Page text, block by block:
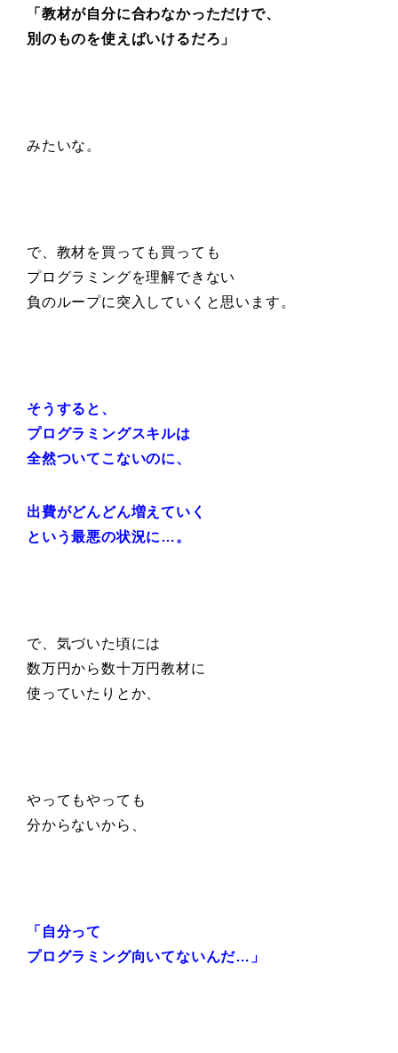
「教材が自分に合わなかっただけで、
別のものを使えばいけるだろ」
みたいな。
で、教材を買っても買っても
プログラミングを理解できない
負のループに突入していくと思います。
そうすると、
プログラミングスキルは
全然ついてこないのに、
出費がどんどん増えていく
という最悪の状況に…。
で、気づいた頃には
数万円から数十万円教材に
使っていたりとか、
やってもやっても
分からないから、
「自分って
プログラミング向いてないんだ…」